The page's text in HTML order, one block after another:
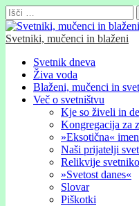
Išči:
Svetniki, mučenci in blaženi
Glavni
meni
Skip
content
Svetnik dneva
Živa voda
Blaženi, mučenci in
Več o svetništvu
Kje so živeli in
Kongregacija za
»Eksotična«
Naši prijatelji
Relikvije
»Svetost danes«
Slovar
Piškotki